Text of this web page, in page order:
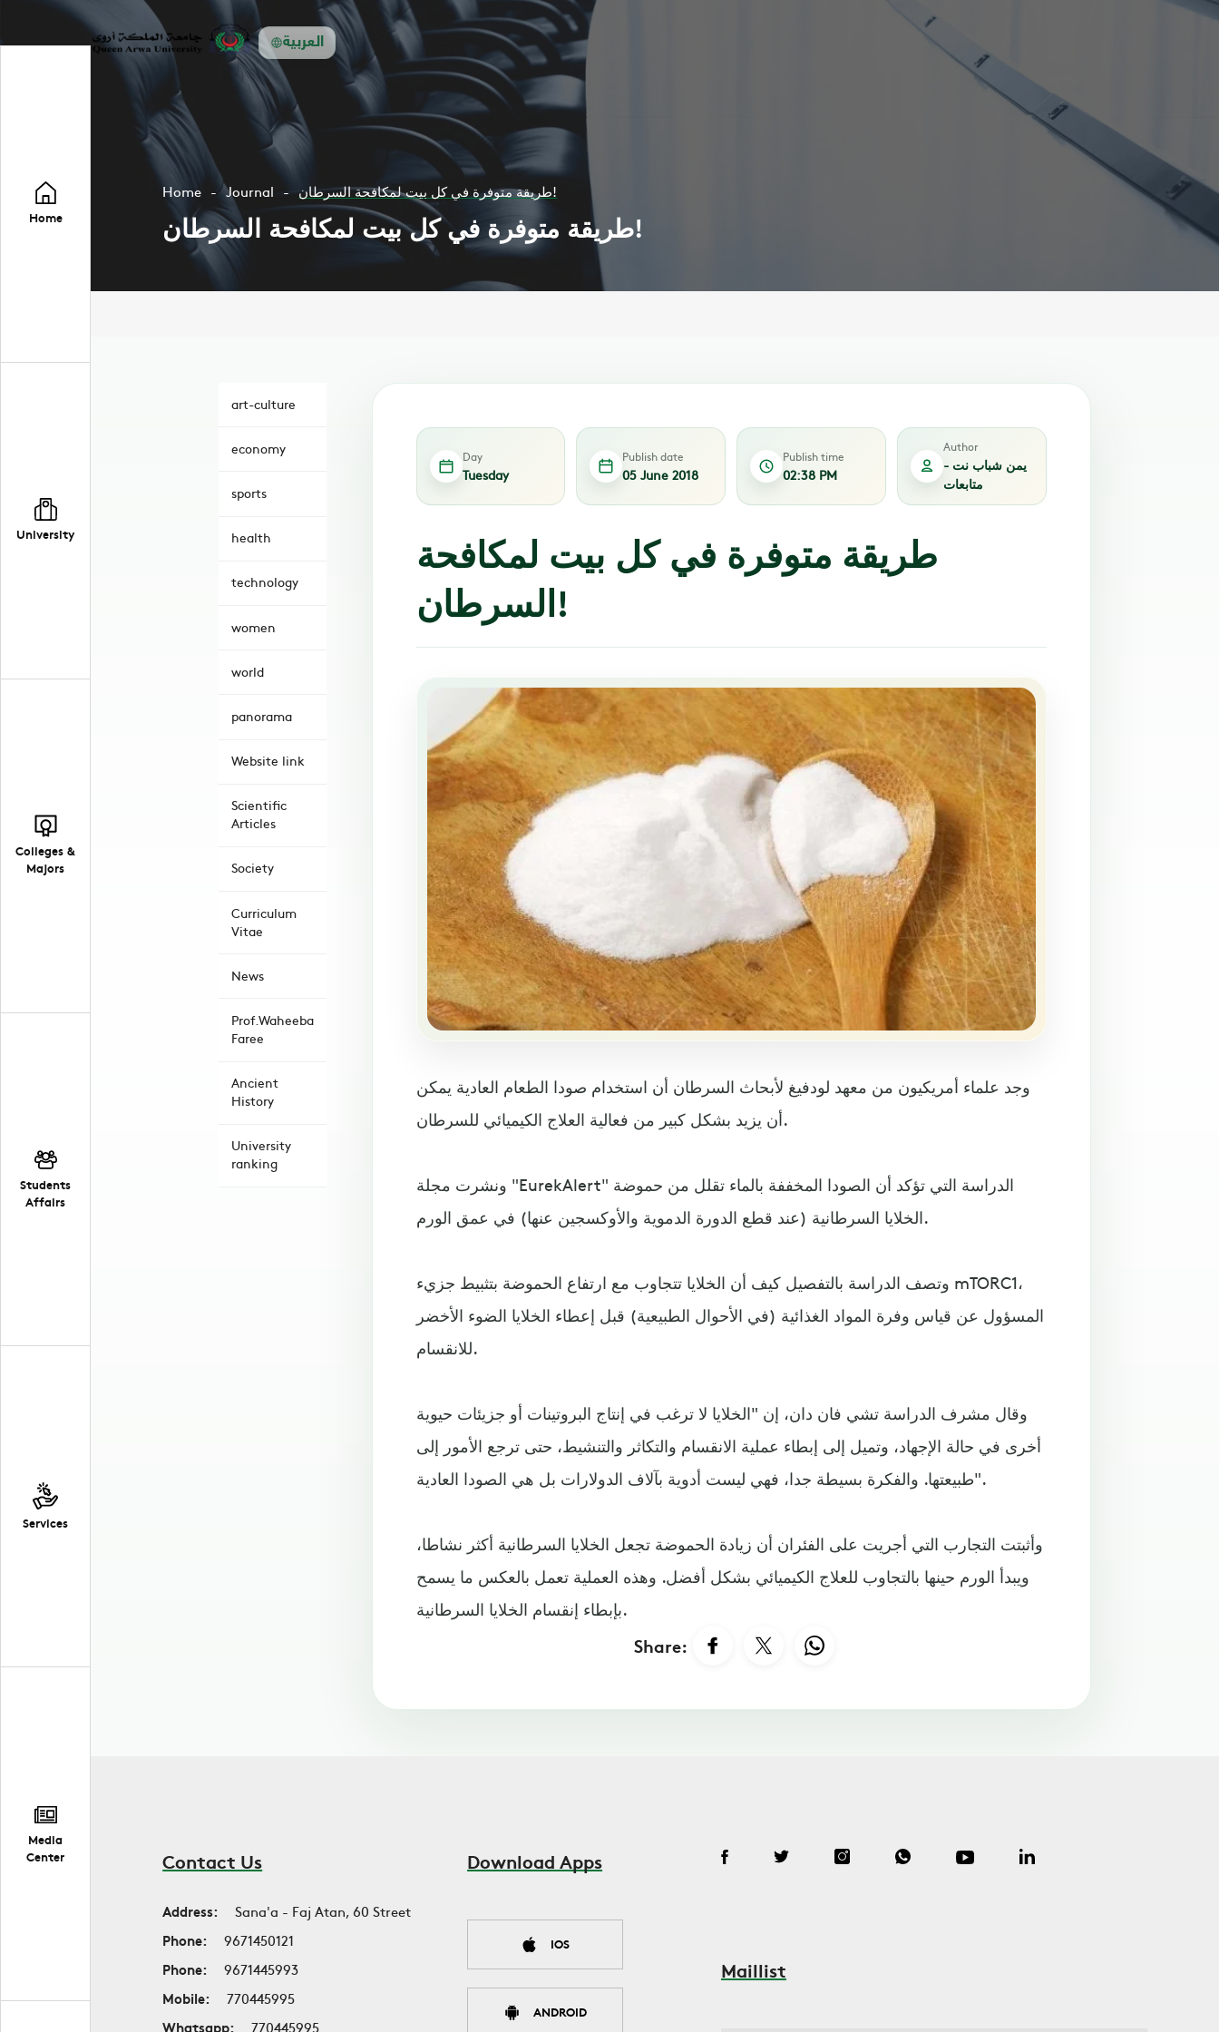
العربية
Home
University
Colleges &
Majors
Students
Affairs
Services
Media
Center
Home Journal طريقة متوفرة في كل بيت لمكافحة السرطان!
طريقة متوفرة في كل بيت لمكافحة السرطان!
art-culture
economy
sports
health
technology
women
world
panorama
Website link
Scientific
Articles
Society
Curriculum
Vitae
News
Prof.Waheeba
Faree
Ancient
History
University
ranking
Day
Tuesday
Publish date
05 June 2018
Publish time
02:38 PM
Author
يمن شباب نت -
متابعات
طريقة متوفرة في كل بيت لمكافحة
السرطان!
وجد علماء أمريكيون من معهد لودفيغ لأبحاث السرطان أن استخدام صودا الطعام العادية يمكن
أن يزيد بشكل كبير من فعالية العلاج الكيميائي للسرطان.
ونشرت مجلة "EurekAlert" الدراسة التي تؤكد أن الصودا المخففة بالماء تقلل من حموضة
الخلايا السرطانية (عند قطع الدورة الدموية والأوكسجين عنها) في عمق الورم.
وتصف الدراسة بالتفصيل كيف أن الخلايا تتجاوب مع ارتفاع الحموضة بتثبيط جزيء mTORC1،
المسؤول عن قياس وفرة المواد الغذائية (في الأحوال الطبيعية) قبل إعطاء الخلايا الضوء الأخضر
للانقسام.
وقال مشرف الدراسة تشي فان دان، إن "الخلايا لا ترغب في إنتاج البروتينات أو جزيئات حيوية
أخرى في حالة الإجهاد، وتميل إلى إبطاء عملية الانقسام والتكاثر والتنشيط، حتى ترجع الأمور إلى
طبيعتها. والفكرة بسيطة جدا، فهي ليست أدوية بآلاف الدولارات بل هي الصودا العادية".
وأثبتت التجارب التي أجريت على الفئران أن زيادة الحموضة تجعل الخلايا السرطانية أكثر نشاطا،
ويبدأ الورم حينها بالتجاوب للعلاج الكيميائي بشكل أفضل. وهذه العملية تعمل بالعكس ما يسمح
بإبطاء إنقسام الخلايا السرطانية.
Share:
Contact Us
Address:
Sana'a - Faj Atan, 60 Street
Phone:
9671450121
Phone:
9671445993
Mobile:
770445995
Whatsapp:
770445995
Download Apps
IOS
ANDROID
Maillist